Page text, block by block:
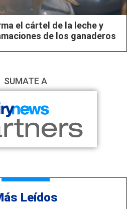
el cártel de la leche y
de los ganaderos
SUMATE A
Leídos